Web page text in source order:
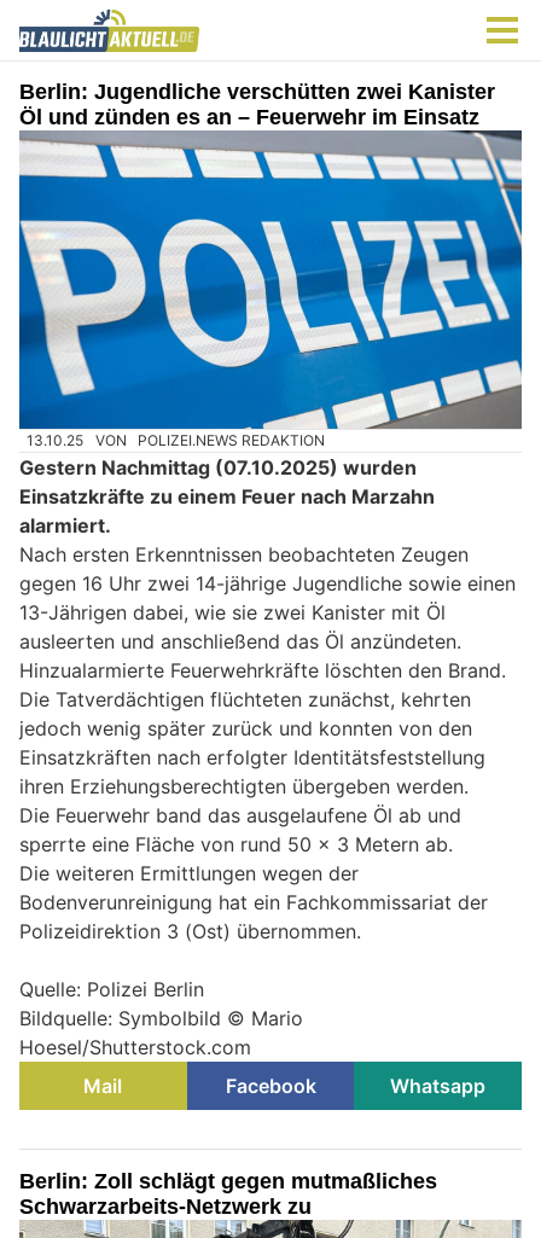
Berlin: Jugendliche verschütten zwei Kanister
Öl und zünden es an – Feuerwehr im Einsatz
13.10.25 VON POLIZEI.NEWS REDAKTION
Gestern Nachmittag (07.10.2025) wurden
Einsatzkräfte zu einem Feuer nach Marzahn
alarmiert.
Nach ersten Erkenntnissen beobachteten Zeugen
gegen 16 Uhr zwei 14-jährige Jugendliche sowie einen
13-Jährigen dabei, wie sie zwei Kanister mit Öl
ausleerten und anschließend das Öl anzündeten.
Hinzualarmierte Feuerwehrkräfte löschten den Brand.
Die Tatverdächtigen flüchteten zunächst, kehrten
jedoch wenig später zurück und konnten von den
Einsatzkräften nach erfolgter Identitätsfeststellung
ihren Erziehungsberechtigten übergeben werden.
Die Feuerwehr band das ausgelaufene Öl ab und
sperrte eine Fläche von rund 50 × 3 Metern ab.
Die weiteren Ermittlungen wegen der
Bodenverunreinigung hat ein Fachkommissariat der
Polizeidirektion 3 (Ost) übernommen.
Quelle: Polizei Berlin
Bildquelle: Symbolbild © Mario
Hoesel/Shutterstock.com
Mail
Facebook Whatsapp
Berlin: Zoll schlägt gegen mutmaßliches
Schwarzarbeits-Netzwerk zu